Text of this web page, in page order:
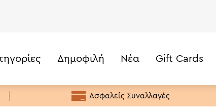
Κάτω από 20€
20€ -50€
Δημοφιλή Νέα Gift Cards
Ασφαλείς Συναλλαγές
239,99€